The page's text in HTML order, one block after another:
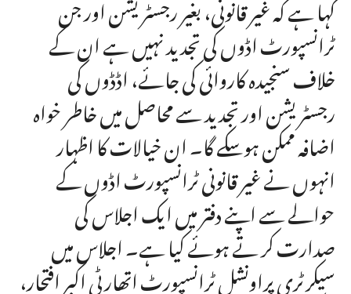
ٹرانسپورٹ اڈوں کی تجدید نہیں ہے ان کے
خلاف سنجیدہ کاروائی کی جائے، اڈڈوں کی
رجسٹریشن اور تجدید سے محاصل میں خاطر خواہ
اضافہ ممکن ہوسکے گا۔ ان خیالات کا اظہار
انہوں نے غیر قانونی ٹرانسپورٹ اڈوں کے
حوالے سے اپنے دفتر میں ایک اجلاس کی
صدارت کر تے ہوئے کیا ہے۔ اجلاس میں
سیکرٹری پراونشل ٹرانسپورٹ اتھارٹی اکبر افتحار،